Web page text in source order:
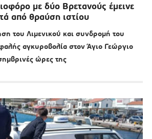
με δύο Βρετανούς έμεινε
από θραύση ιστίου
του Λιμενικού και συνδρομή του
αγκυροβολία στον Άγιο Γεώργιο
ώρες της